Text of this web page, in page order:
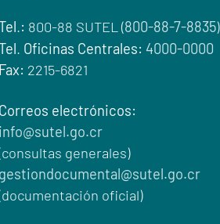
.: 800-88 SUTEL (800-88-7-8835)
. Oficinas Centrales: 4000-0000
2215-6821
electrónicos:
generales)
oficial)